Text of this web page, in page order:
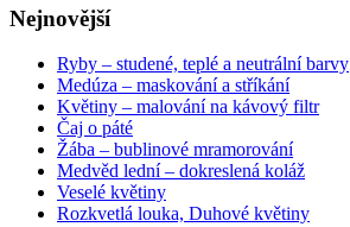
Nejnovější
Ryby – studené, teplé a neutrální barvy
Medúza – maskování a stříkání
Květiny – malování na kávový filtr
Čaj o páté
Žába – bublinové mramorování
Medvěd lední – dokreslená koláž
Veselé květiny
Rozkvetlá louka, Duhové květiny